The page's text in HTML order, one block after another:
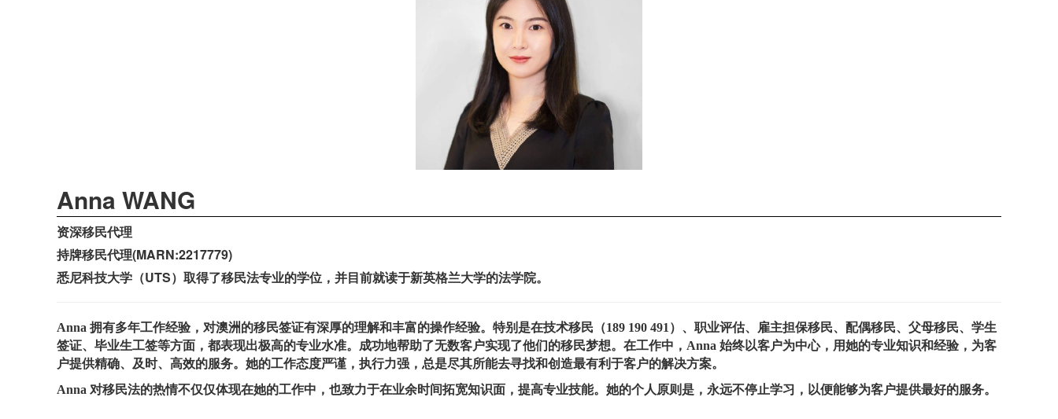
Anna WANG
资深移民代理
持牌移民代理(MARN:2217779)
悉尼科技大学（UTS）取得了移民法专业的学位，并目前就读于新英格兰大学的法学院。
Anna 拥有多年工作经验，对澳洲的移民签证有深厚的理解和丰富的操作经验。特别是在技术移民（189 190 491）、职业评估、雇主担保移民、配偶移民、父母移民、学生
签证、毕业生工签等方面，都表现出极高的专业水准。成功地帮助了无数客户实现了他们的移民梦想。在工作中，Anna 始终以客户为中心，用她的专业知识和经验，为客
户提供精确、及时、高效的服务。她的工作态度严谨，执行力强，总是尽其所能去寻找和创造最有利于客户的解决方案。
Anna 对移民法的热情不仅仅体现在她的工作中，也致力于在业余时间拓宽知识面，提高专业技能。她的个人原则是，永远不停止学习，以便能够为客户提供最好的服务。